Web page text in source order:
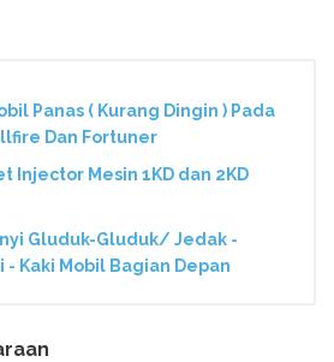
Panas ( Kurang Dingin ) Pada
Dan Fortuner
Injector Mesin 1KD dan 2KD
Gluduk-Gluduk/ Jedak -
- Kaki Mobil Bagian Depan